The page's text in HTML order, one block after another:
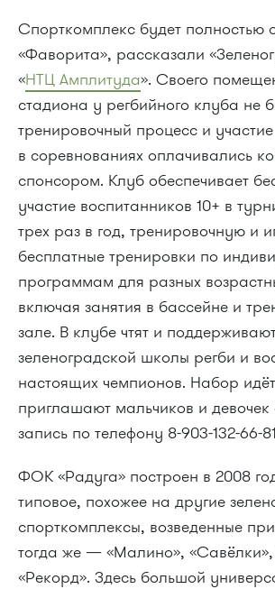
Спорткомплекс будет полностью
«Фаворита», рассказали
«НТЦ Амплитуда». Своего
стадиона у регбийного клуба не
тренировочный процесс и участие
в соревнованиях оплачивались
спонсором. Клуб обеспечивает
участие воспитанников 10+ в
трех раз в год, тренировочную и
бесплатные тренировки по
программам для разных
включая занятия в бассейне и
зале. В клубе чтят и
зеленоградской школы регби и
настоящих чемпионов. Набор
приглашают мальчиков и девочек
запись по телефону 8-903-132-66-
ФОК «Радуга» построен в 2008
типовое, похожее на другие
спорткомплексы, возведенные
тогда же — «Малино»,
«Рекорд». Здесь большой